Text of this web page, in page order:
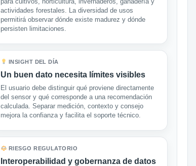
actividades forestales. La diversidad de usos
permitirá observar dónde existe madurez y dónde
persisten limitaciones.
INSIGHT DEL DÍA
Un buen dato necesita límites visibles
El usuario debe distinguir qué proviene directamente
del sensor y qué corresponde a una recomendación
calculada. Separar medición, contexto y consejo
mejora la confianza y facilita el soporte técnico.
RIESGO REGULATORIO
Interoperabilidad y gobernanza de datos